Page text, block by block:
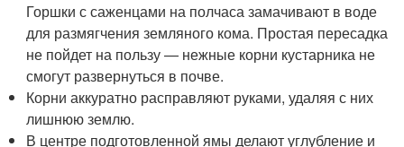
Горшки с саженцами на полчаса замачивают в воде
для размягчения земляного кома. Простая пересадка
не пойдет на пользу — нежные корни кустарника не
смогут развернуться в почве.
Корни аккуратно расправляют руками, удаляя с них
лишнюю землю.
В центре подготовленной ямы делают углубление и